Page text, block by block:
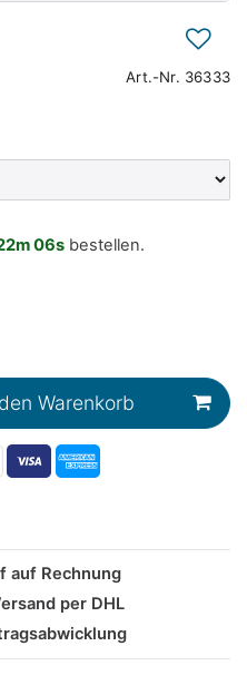
Art.-Nr. 36333
05sbestellen.
Warenkorb
auf Rechnung
per DHL